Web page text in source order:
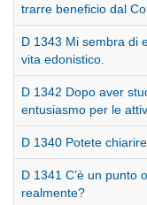
trarre beneficio dal
D 1343 Mi sembra di
vita edonistico.
D 1342 Dopo aver
entusiasmo per le
D 1340 Potete
D 1341 C’è un punto
realmente?